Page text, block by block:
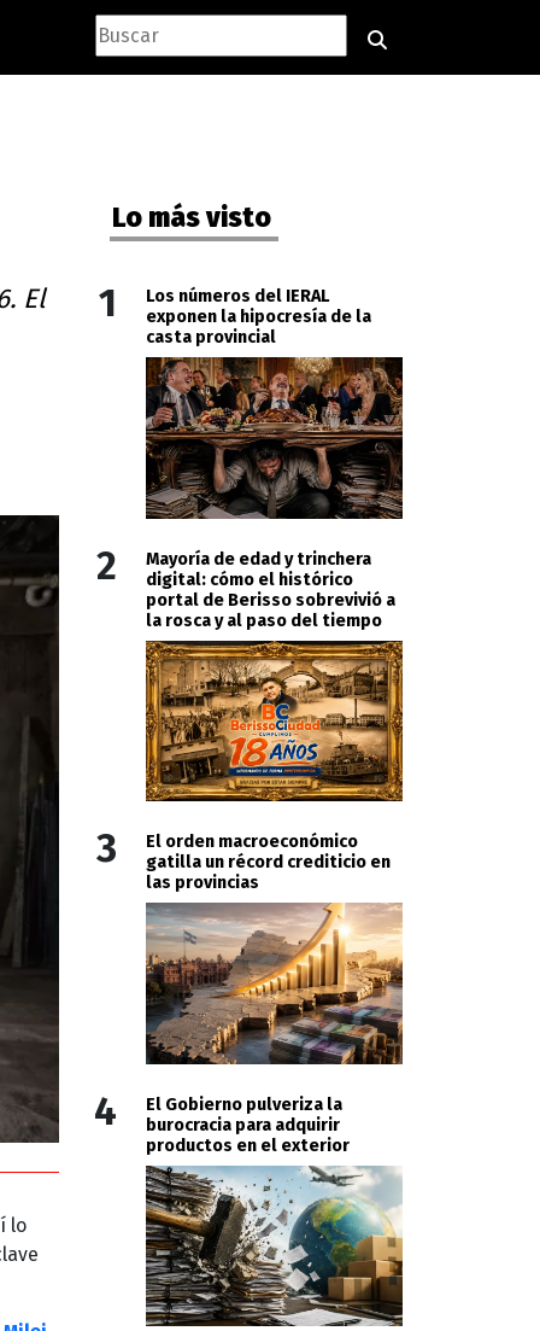
El
lo
Lo más visto
1
Los números del IERAL
exponen la hipocresía de la
casta provincial
2
Mayoría de edad y trinchera
digital: cómo el histórico
portal de Berisso sobrevivió a
la rosca y al paso del tiempo
3
El orden macroeconómico
gatilla un récord crediticio en
las provincias
4
El Gobierno pulveriza la
burocracia para adquirir
productos en el exterior